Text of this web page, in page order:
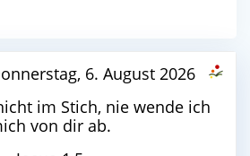
6. August 2026
im Stich, nie wende ich
von dir ab.